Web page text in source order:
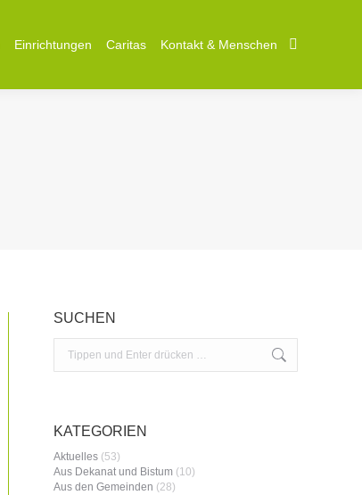
Einrichtungen Caritas Kontakt & Menschen Search:
SUCHEN
KATEGORIEN
Aktuelles (53)
Aus Dekanat und Bistum (10)
Aus den Gemeinden (28)
Einrichtungen Caritas Kontakt & Menschen Search: